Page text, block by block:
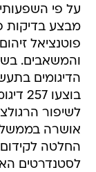
על פי
מבצע בדיקות
פוטנציאל
לשיפור
אושרה
החלטה
לסטנדרטים